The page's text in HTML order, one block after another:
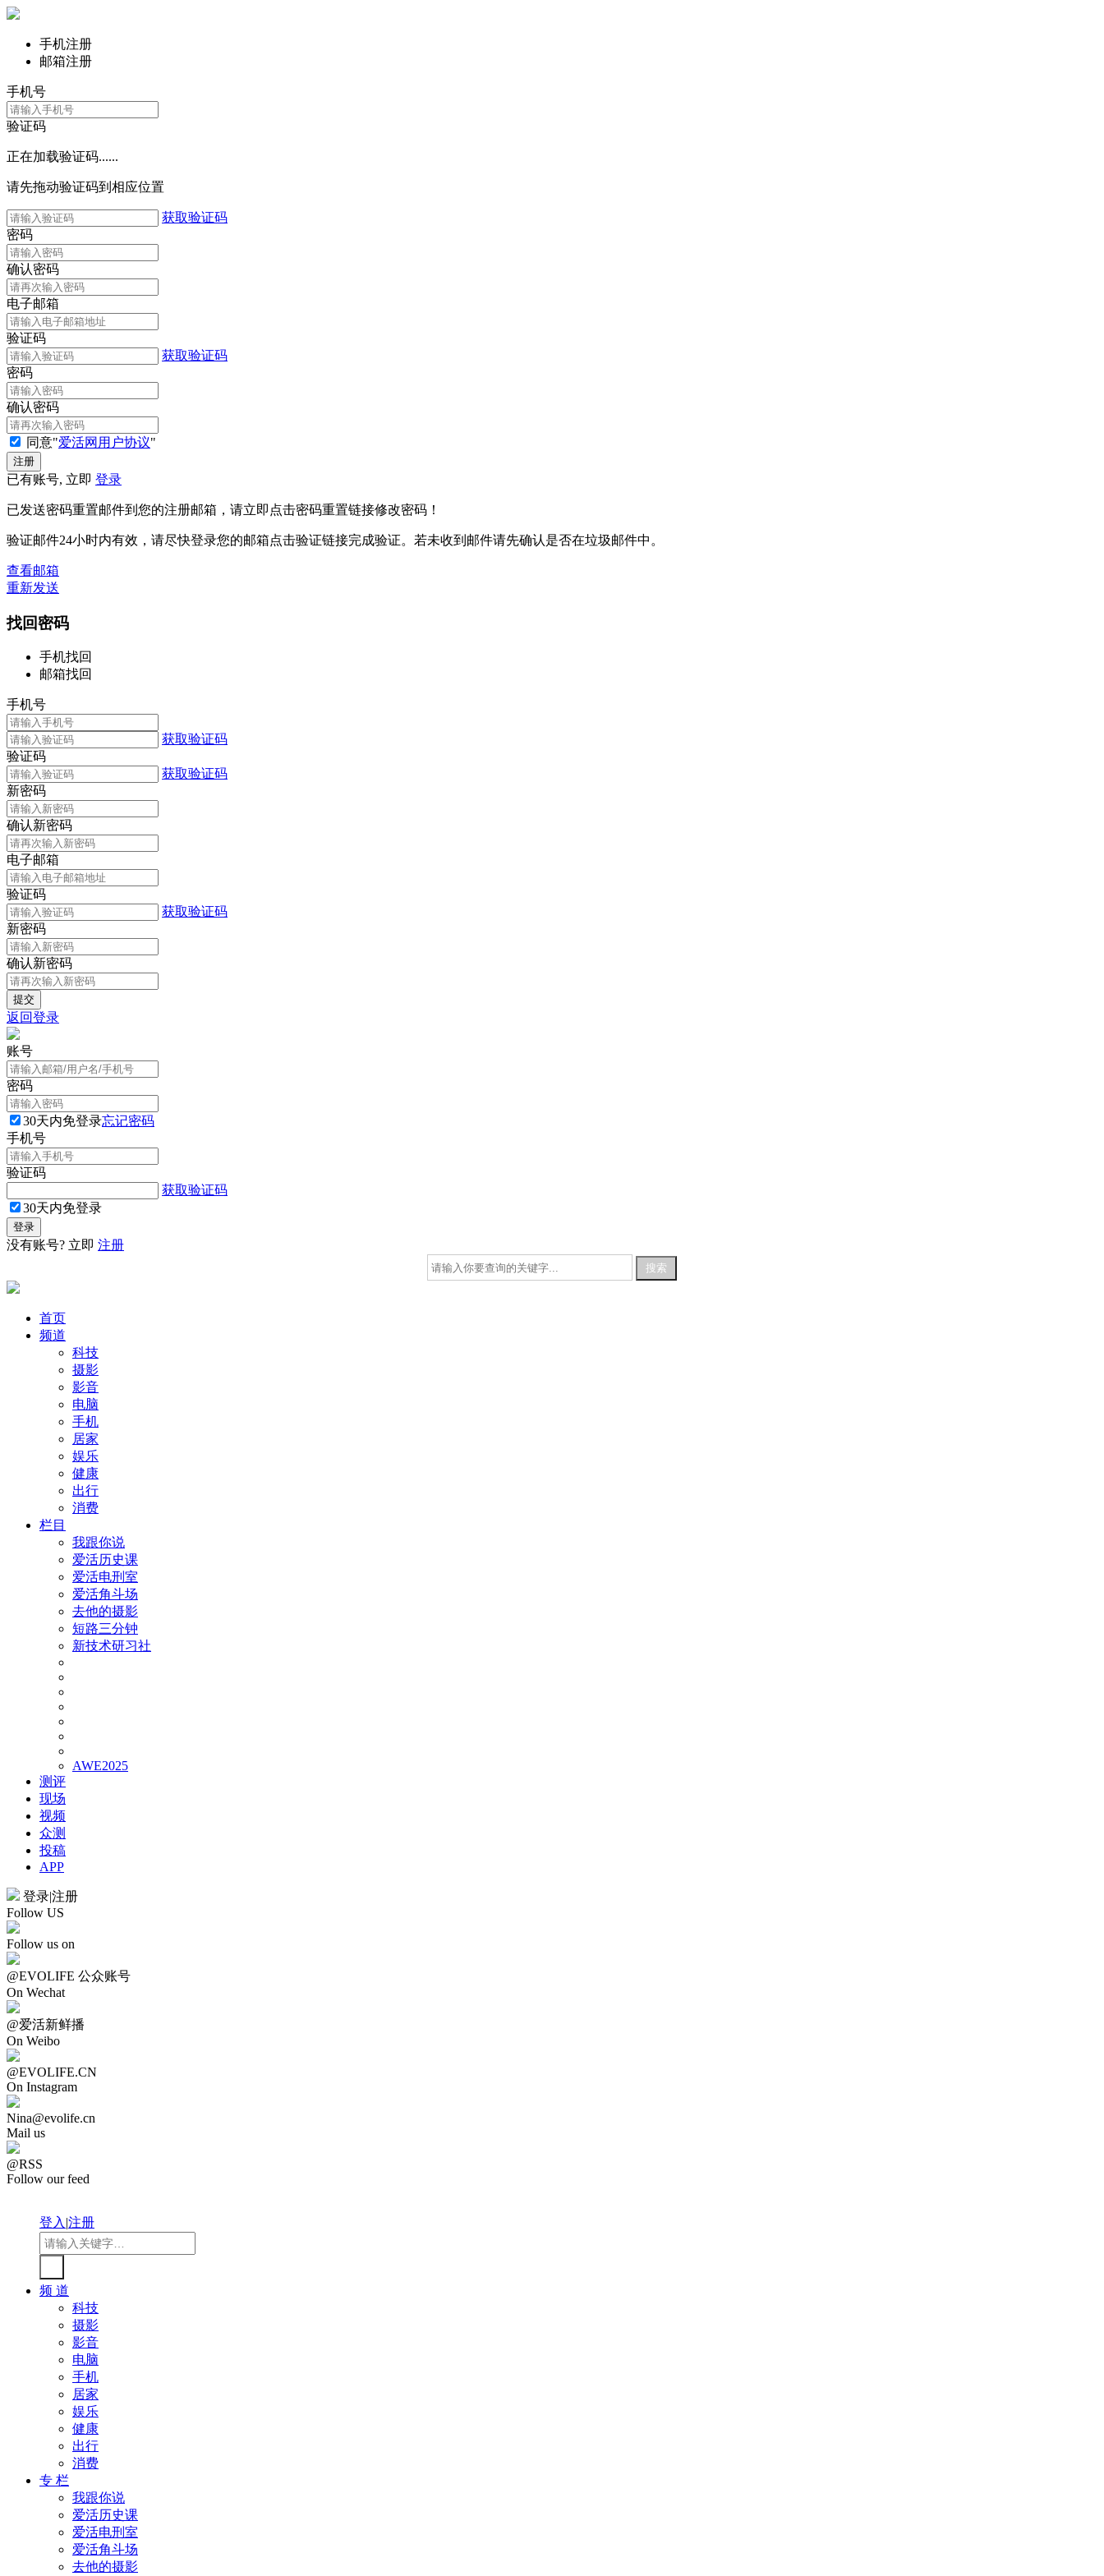
手机注册
邮箱注册
手机号
验证码
正在加载验证码......
请先拖动验证码到相应位置
获取验证码
密码
确认密码
电子邮箱
验证码
获取验证码
密码
确认密码
同意"爱活网用户协议"
已有账号, 立即 登录
已发送密码重置邮件到您的注册邮箱，请立即点击密码重置链接修改密码！
验证邮件24小时内有效，请尽快登录您的邮箱点击验证链接完成验证。若未收到邮件请先确认是否在垃圾邮件中。
查看邮箱
重新发送
找回密码
手机找回
邮箱找回
手机号
获取验证码
验证码
获取验证码
新密码
确认新密码
电子邮箱
验证码
获取验证码
新密码
确认新密码
返回登录
账号
密码
30天内免登录忘记密码
手机号
验证码
获取验证码
30天内免登录
没有账号? 立即 注册
首页
频道
科技
摄影
影音
电脑
手机
居家
娱乐
健康
出行
消费
栏目
我跟你说
爱活历史课
爱活电刑室
爱活角斗场
去他的摄影
短路三分钟
新技术研习社
AWE2025
测评
现场
视频
众测
投稿
APP
登录|注册
Follow US
Follow us on
@EVOLIFE 公众账号
On Wechat
@爱活新鲜播
On Weibo
@EVOLIFE.CN
On Instagram
Nina@evolife.cn
Mail us
@RSS
Follow our feed
登入|注册
频 道
科技
摄影
影音
电脑
手机
居家
娱乐
健康
出行
消费
专 栏
我跟你说
爱活历史课
爱活电刑室
爱活角斗场
去他的摄影